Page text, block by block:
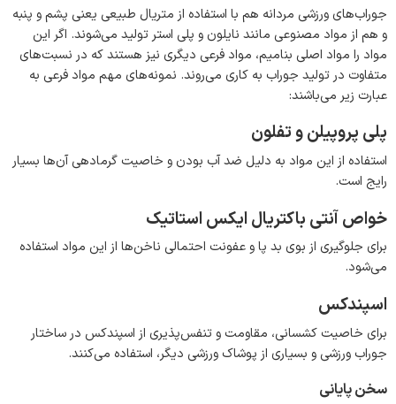
جوراب‌های ورزشی مردانه هم با استفاده از متریال طبیعی یعنی پشم و پنبه
و هم از مواد مصنوعی مانند نایلون و پلی استر تولید می‌شوند. اگر این
مواد را مواد اصلی بنامیم، مواد فرعی دیگری نیز هستند که در نسبت‌های
متفاوت در تولید جوراب به کاری می‌روند. نمونه‌های مهم مواد فرعی به
عبارت زیر می‌باشند:
پلی پروپیلن و تفلون
استفاده از این مواد به دلیل ضد آب بودن و خاصیت گرمادهی آن‌ها بسیار
رایج است.
خواص آنتی باکتریال ایکس استاتیک
برای جلوگیری از بوی بد پا و عفونت احتمالی ناخن‌ها از این مواد استفاده
می‌شود.
اسپندکس
برای خاصیت کشسانی، مقاومت و تنفس‌پذیری از اسپندکس در ساختار
جوراب ورزشی و بسیاری از پوشاک ورزشی دیگر، استفاده می‌کنند.
سخن پایانی